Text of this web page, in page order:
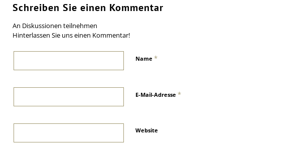
Schreiben Sie einen Kommentar
An Diskussionen teilnehmen
Hinterlassen Sie uns einen Kommentar!
Name *
E-Mail-Adresse *
Website